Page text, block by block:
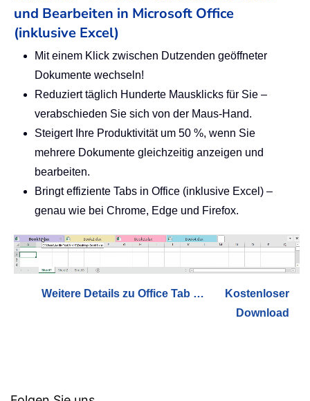
und Bearbeiten in Microsoft Office
(inklusive Excel)
Mit einem Klick zwischen Dutzenden geöffneter
Dokumente wechseln!
Reduziert täglich Hunderte Mausklicks für Sie –
verabschieden Sie sich von der Maus-Hand.
Steigert Ihre Produktivität um 50 %, wenn Sie
mehrere Dokumente gleichzeitig anzeigen und
bearbeiten.
Bringt effiziente Tabs in Office (inklusive Excel) –
genau wie bei Chrome, Edge und Firefox.
Weitere Details zu Office Tab …
Kostenloser
Download